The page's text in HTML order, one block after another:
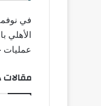
الأهلي
عمليات